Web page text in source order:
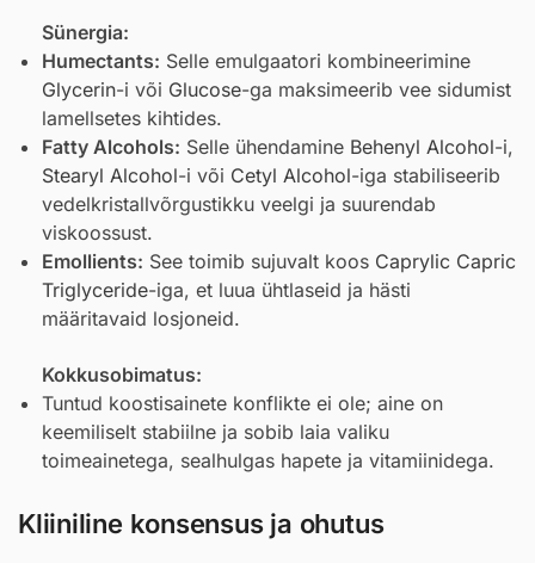
Sünergia:
Humectants: Selle emulgaatori kombineerimine
Glycerin-i või Glucose-ga maksimeerib vee sidumist
lamellsetes kihtides.
Fatty Alcohols: Selle ühendamine Behenyl Alcohol-i,
Stearyl Alcohol-i või Cetyl Alcohol-iga stabiliseerib
vedelkristallvõrgustikku veelgi ja suurendab
viskoossust.
Emollients: See toimib sujuvalt koos Caprylic Capric
Triglyceride-iga, et luua ühtlaseid ja hästi
määritavaid losjoneid.
Kokkusobimatus:
Tuntud koostisainete konflikte ei ole; aine on
keemiliselt stabiilne ja sobib laia valiku
toimeainetega, sealhulgas hapete ja vitamiinidega.
Kliiniline konsensus ja ohutus